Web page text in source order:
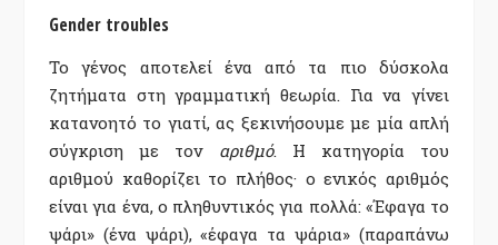
Gender troubles
Το γένος αποτελεί ένα από τα πιο δύσκολα
ζητήματα στη γραμματική θεωρία. Για να γίνει
κατανοητό το γιατί, ας ξεκινήσουμε με μία απλή
σύγκριση με τον αριθμό. Η κατηγορία του
αριθμού καθορίζει το πλήθος· ο ενικός αριθμός
είναι για ένα, ο πληθυντικός για πολλά: «Έφαγα το
ψάρι» (ένα ψάρι), «έφαγα τα ψάρια» (παραπάνω